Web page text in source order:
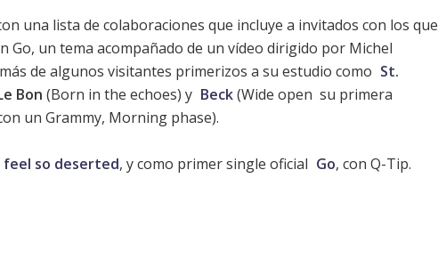
una lista de colaboraciones que incluye a invitados con los que
Go, un tema acompañado de un vídeo dirigido por Michel
de algunos visitantes primerizos a su estudio como St.
Bon (Born in the echoes) y Beck(Wide open  su primera
un Grammy, Morning phase).
feel so deserted, y como primer single oficial Go, con Q-Tip.